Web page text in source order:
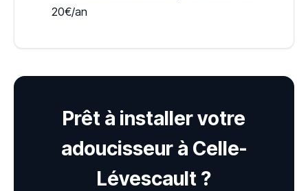
20€/an
Prêt à installer votre
adoucisseur à Celle-
Lévescault ?